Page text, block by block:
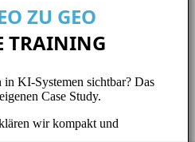
ZU GEO
TRAINING
KI-Systemen sichtbar? Das
Case Study.
wir kompakt und